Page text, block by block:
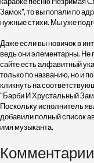
Замок", то вы попали по
нужные стихи. Мы уже
Даже если вы новичок в
ведь они элементарны. Не
сайте есть алфавитный
только по названию, но и
кликнуть на
"Барби И Хрустальный
Поскольку исполнитель
добавили полный список
имя музыканта.